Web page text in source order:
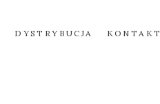
DYSTRYBUCJA KONTAKT